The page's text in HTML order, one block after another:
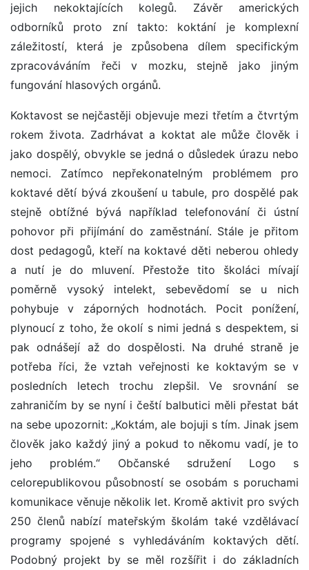
jejich nekoktajících kolegů. Závěr amerických
odborníků proto zní takto: koktání je komplexní
záležitostí, která je způsobena dílem specifickým
zpracováváním řeči v mozku, stejně jako jiným
fungování hlasových orgánů.
Koktavost se nejčastěji objevuje mezi třetím a čtvrtým
rokem života. Zadrhávat a koktat ale může člověk i
jako dospělý, obvykle se jedná o důsledek úrazu nebo
nemoci. Zatímco nepřekonatelným problémem pro
koktavé dětí bývá zkoušení u tabule, pro dospělé pak
stejně obtížné bývá například telefonování či ústní
pohovor při přijímání do zaměstnání. Stále je přitom
dost pedagogů, kteří na koktavé děti neberou ohledy
a nutí je do mluvení. Přestože tito školáci mívají
poměrně vysoký intelekt, sebevědomí se u nich
pohybuje v záporných hodnotách. Pocit ponížení,
plynoucí z toho, že okolí s nimi jedná s despektem, si
pak odnášejí až do dospělosti. Na druhé straně je
potřeba říci, že vztah veřejnosti ke koktavým se v
posledních letech trochu zlepšil. Ve srovnání se
zahraničím by se nyní i čeští balbutici měli přestat bát
na sebe upozornit: „Koktám, ale bojuji s tím. Jinak jsem
člověk jako každý jiný a pokud to někomu vadí, je to
jeho problém.“ Občanské sdružení Logo s
celorepublikovou působností se osobám s poruchami
komunikace věnuje několik let. Kromě aktivit pro svých
250 členů nabízí mateřským školám také vzdělávací
programy spojené s vyhledáváním koktavých dětí.
Podobný projekt by se měl rozšířit i do základních